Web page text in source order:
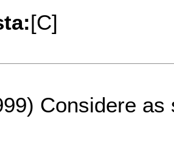
[C]
Considere